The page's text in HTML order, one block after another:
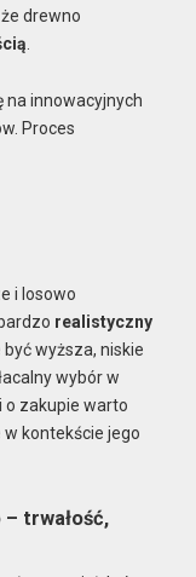
drewno
.
na innowacyjnych
Proces
i losowo
realistyczny
być wyższa, niskie
wybór w
o zakupie warto
kontekście jego
trwałość,